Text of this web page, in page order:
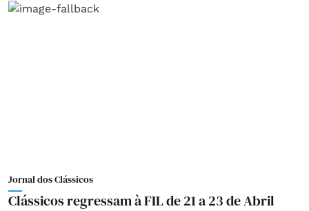
Jornal dos Clássicos
Clássicos regressam à FIL de 21 a 23 de Abril